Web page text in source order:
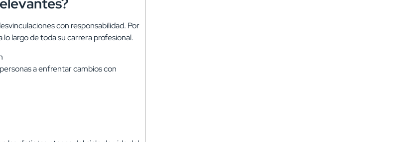
con responsabilidad. Por
largo de toda su carrera profesional.
a enfrentar cambios con